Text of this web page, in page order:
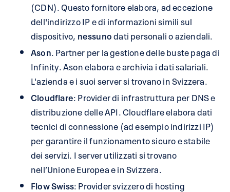
(CDN). Questo fornitore elabora, ad eccezione
dell'indirizzo IP e di informazioni simili sul
dispositivo, nessunodati personali o aziendali.
Ason. Partner per la gestione delle buste paga di
Infinity. Ason elabora e archivia i dati salariali.
L'azienda e i suoi server si trovano in Svizzera.
Cloudflare: Provider di infrastruttura per DNS e
distribuzione delle API. Cloudflare elabora dati
tecnici di connessione (ad esempio indirizzi IP)
per garantire il funzionamento sicuro e stabile
dei servizi. I server utilizzati si trovano
nell’Unione Europea e in Svizzera.
Flow Swiss: Provider svizzero di hosting